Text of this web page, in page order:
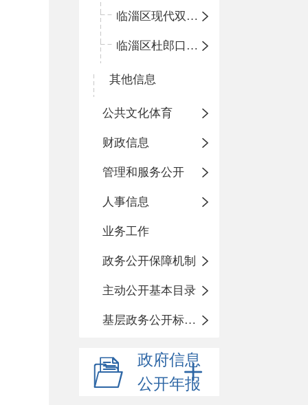
临淄区现代双语学校
临淄区杜郎口小学
其他信息
公共文化体育
财政信息
管理和服务公开
人事信息
业务工作
政务公开保障机制
主动公开基本目录
基层政务公开标准化目录
政府信息
公开年报